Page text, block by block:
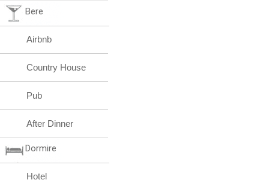
Bere
Airbnb
Country House
Pub
After Dinner
Dormire
Hotel